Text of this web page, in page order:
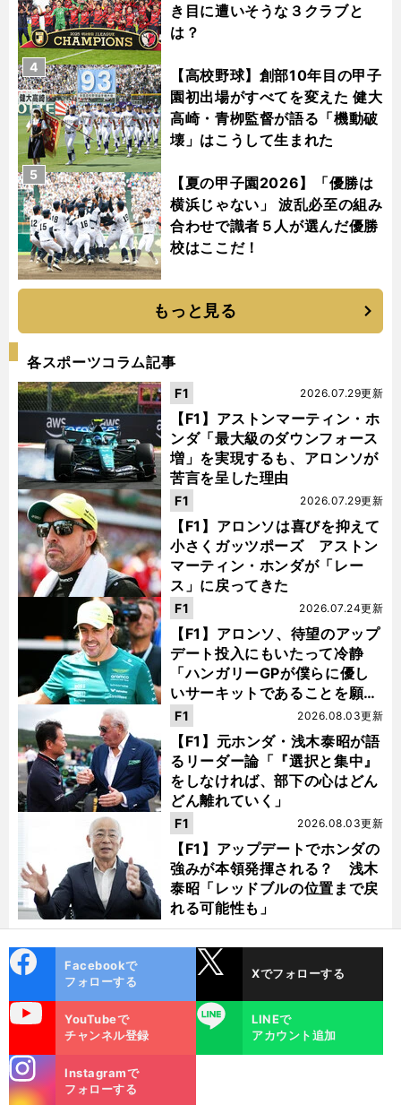
き目に遭いそうな３クラブと
は？
【高校野球】創部10年目の甲子
園初出場がすべてを変えた 健大
高崎・青栁監督が語る「機動破
壊」はこうして生まれた
4
【夏の甲子園2026】「優勝は
横浜じゃない」 波乱必至の組み
合わせで識者５人が選んだ優勝
校はここだ！
5
もっと見る
各スポーツコラム記事
【F1】アストンマーティン・ホ
ンダ「最大級のダウンフォース
増」を実現するも、アロンソが
苦言を呈した理由
2026.07.29更新
F1
【F1】アロンソは喜びを抑えて
小さくガッツポーズ アストン
マーティン・ホンダが「レー
ス」に戻ってきた
2026.07.29更新
F1
【F1】アロンソ、待望のアップ
デート投入にもいたって冷静
「ハンガリーGPが僕らに優し
いサーキットであることを願
う」
2026.07.24更新
F1
【F1】元ホンダ・浅木泰昭が語
るリーダー論「『選択と集中』
をしなければ、部下の心はどん
どん離れていく」
2026.08.03更新
F1
【F1】アップデートでホンダの
強みが本領発揮される？ 浅木
泰昭「レッドブルの位置まで戻
れる可能性も」
2026.08.03更新
F1
ok
Facebookで
フォローする
Xでフォローする
YouTubeで
チャンネル登録
LINE
LINEで
アカウント追加
m
Instagramで
フォローする